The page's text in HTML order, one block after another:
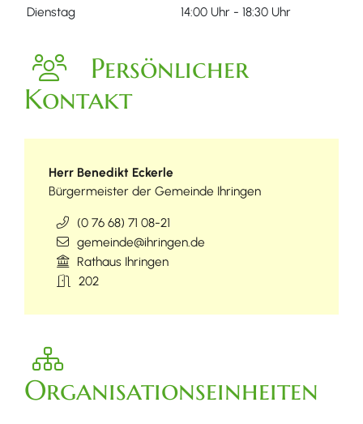
Dienstag
14:00 Uhr - 18:30 Uhr
Persönlicher
Kontakt
Herr Benedikt Eckerle
Bürgermeister der Gemeinde Ihringen
(0 76 68) 71 08-21
gemeinde@ihringen.de
Rathaus Ihringen
202
Organisationseinheiten